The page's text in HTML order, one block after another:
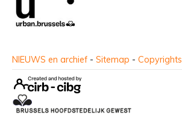
NIEUWS en archief - Sitemap - Copyrights